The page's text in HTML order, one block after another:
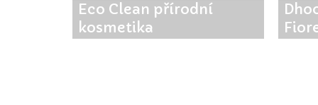
Eco Clean přírodní
kosmetika